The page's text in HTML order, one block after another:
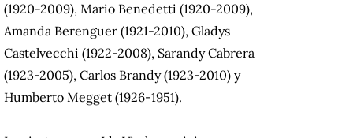
(1920-2009), Mario Benedetti (1920-2009),
Amanda Berenguer (1921-2010), Gladys
Castelvecchi (1922-2008), Sarandy Cabrera
(1923-2005), Carlos Brandy (1923-2010) y
Humberto Megget (1926-1951).